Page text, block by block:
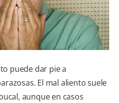
SUSCRIBITE
puede dar pie a
El mal aliento suele
aunque en casos